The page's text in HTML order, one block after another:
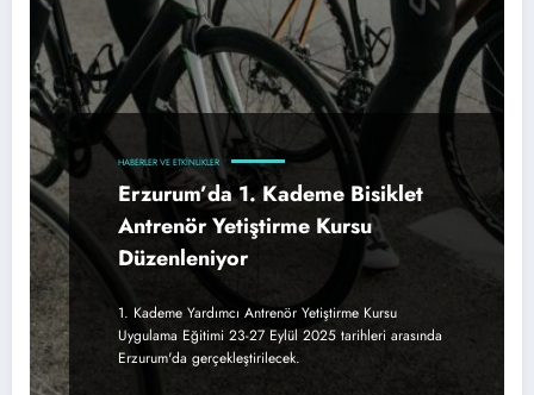
HABERLER VE ETKINLIKLER
Erzurum’da 1. Kademe Bisiklet
Antrenör Yetiştirme Kursu
Düzenleniyor
1. Kademe Yardımcı Antrenör Yetiştirme Kursu
Uygulama Eğitimi 23-27 Eylül 2025 tarihleri arasında
Erzurum'da gerçekleştirilecek.